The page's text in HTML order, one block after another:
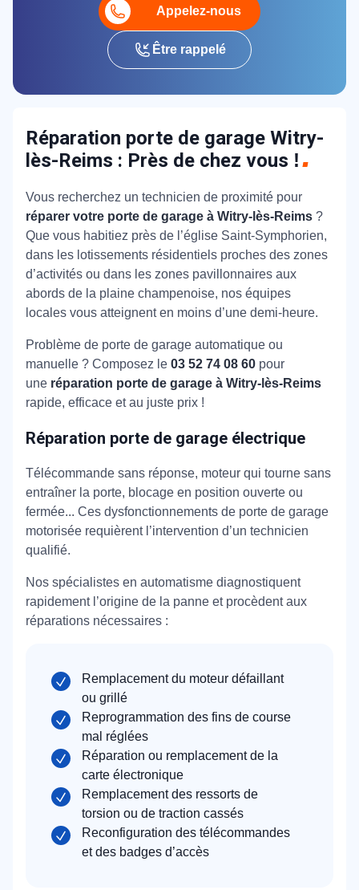
Appelez-nous
Être rappelé
Réparation porte de garage Witry-
lès-Reims : Près de chez vous !
Vous recherchez un technicien de proximité pour
réparer votre porte de garage à Witry-lès-Reims ?
Que vous habitiez près de l’église Saint-Symphorien,
dans les lotissements résidentiels proches des zones
d’activités ou dans les zones pavillonnaires aux
abords de la plaine champenoise, nos équipes
locales vous atteignent en moins d’une demi-heure.
Problème de porte de garage automatique ou
manuelle ? Composez le 03 52 74 08 60 pour
une réparation porte de garage à Witry-lès-Reims
rapide, efficace et au juste prix !
Réparation porte de garage électrique
Télécommande sans réponse, moteur qui tourne sans
entraîner la porte, blocage en position ouverte ou
fermée... Ces dysfonctionnements de porte de garage
motorisée requièrent l’intervention d’un technicien
qualifié.
Nos spécialistes en automatisme diagnostiquent
rapidement l’origine de la panne et procèdent aux
réparations nécessaires :
Remplacement du moteur défaillant
ou grillé
Reprogrammation des fins de course
mal réglées
Réparation ou remplacement de la
carte électronique
Remplacement des ressorts de
torsion ou de traction cassés
Reconfiguration des télécommandes
et des badges d’accès